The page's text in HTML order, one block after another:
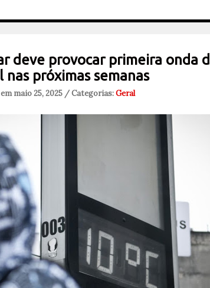
deve provocar primeira onda
próximas semanas
maio 25, 2025 / Categorias:Geral